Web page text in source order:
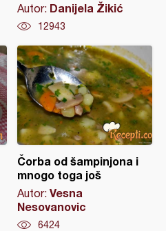
Autor: Danijela Žikić
12943
Čorba od šampinjona i
mnogo toga još
Autor: Vesna
Nesovanovic
6424